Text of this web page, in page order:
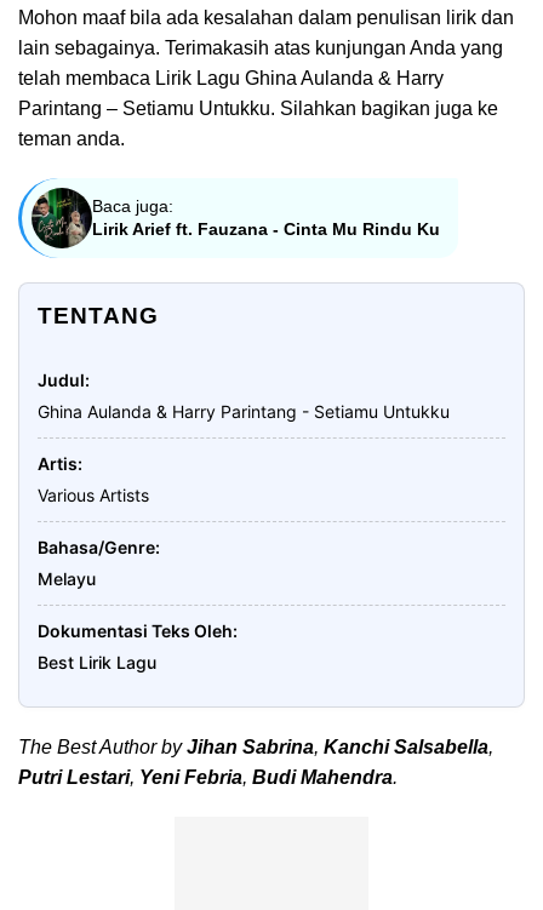
Mohon maaf bila ada kesalahan dalam penulisan lirik dan
lain sebagainya. Terimakasih atas kunjungan Anda yang
telah membaca Lirik Lagu Ghina Aulanda & Harry
Parintang – Setiamu Untukku. Silahkan bagikan juga ke
teman anda.
Baca juga:
Lirik Arief ft. Fauzana - Cinta Mu Rindu Ku
TENTANG
Judul
Ghina Aulanda & Harry Parintang - Setiamu Untukku
Artis
Various Artists
Bahasa/Genre
Melayu
Dokumentasi Teks Oleh
Best Lirik Lagu
The Best Author byJihan Sabrina, Kanchi Salsabella,
Putri Lestari, Yeni Febria, Budi Mahendra.